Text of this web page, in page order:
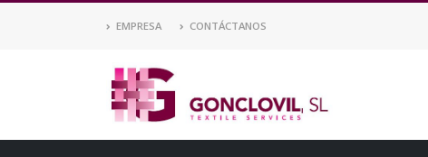
EMPRESA CONTÁCTANOS